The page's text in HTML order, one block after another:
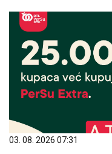
03. 08. 2026 07:31